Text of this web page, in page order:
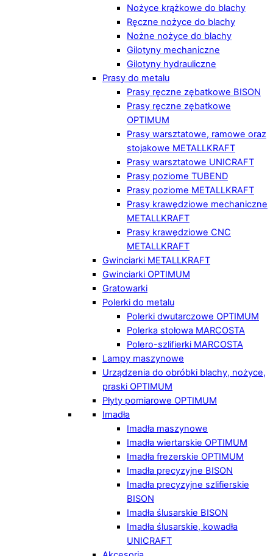
Nożyce krążkowe do blachy
Ręczne nożyce do blachy
Nożne nożyce do blachy
Gilotyny mechaniczne
Gilotyny hydrauliczne
Prasy do metalu
Prasy ręczne zębatkowe BISON
Prasy ręczne zębatkowe
OPTIMUM
Prasy warsztatowe, ramowe oraz
stojakowe METALLKRAFT
Prasy warsztatowe UNICRAFT
Prasy poziome TUBEND
Prasy poziome METALLKRAFT
Prasy krawędziowe mechaniczne
METALLKRAFT
Prasy krawędziowe CNC
METALLKRAFT
Gwinciarki METALLKRAFT
Gwinciarki OPTIMUM
Gratowarki
Polerki do metalu
Polerki dwutarczowe OPTIMUM
Polerka stołowa MARCOSTA
Polero-szlifierki MARCOSTA
Lampy maszynowe
Urządzenia do obróbki blachy, nożyce,
praski OPTIMUM
Płyty pomiarowe OPTIMUM
Imadła
Imadła maszynowe
Imadła wiertarskie OPTIMUM
Imadła frezerskie OPTIMUM
Imadła precyzyjne BISON
Imadła precyzyjne szlifierskie
BISON
Imadła ślusarskie BISON
Imadła ślusarskie, kowadła
UNICRAFT